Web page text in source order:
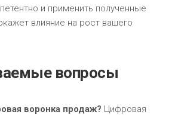
и применить полученные
влияние на рост вашего
вопросы
воронка продаж? Цифровая